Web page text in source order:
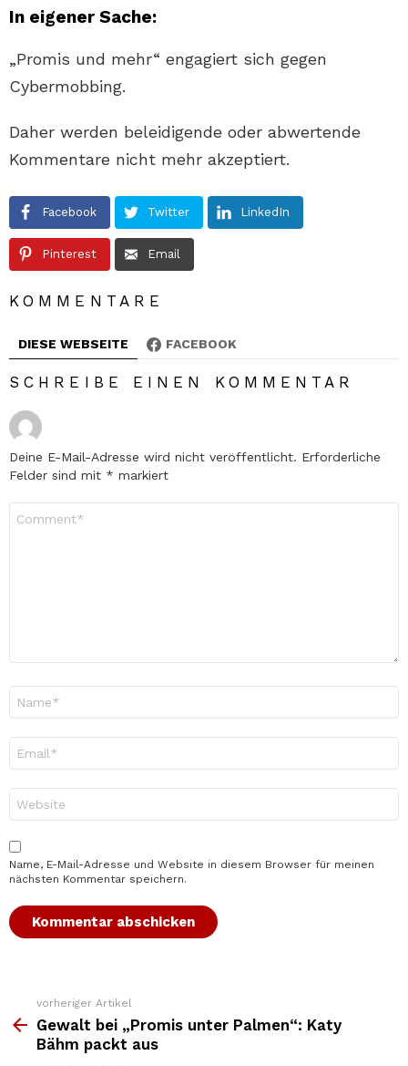
In eigener Sache:
„Promis und mehr“ engagiert sich gegen
Cybermobbing.
Daher werden beleidigende oder abwertende
Kommentare nicht mehr akzeptiert.
Facebook Twitter LinkedIn
Pinterest Email
KOMMENTARE
DIESE WEBSEITE FACEBOOK
SCHREIBE EINEN KOMMENTAR
Deine E-Mail-Adresse wird nicht veröffentlicht. Erforderliche
Felder sind mit * markiert
Mail-
Adresse
*
Name, E-Mail-Adresse und Website in diesem Browser für meinen
nächsten Kommentar speichern.
Weitere
Top
News
vorheriger Artikel
Gewalt bei „Promis unter Palmen“: Katy
Bähm packt aus